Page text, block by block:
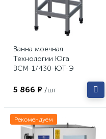
Ванна моечная
Технологии Юга
ВСМ-1/430-ЮТ-Э
5 866 ₽ /шт
Рекомендуем